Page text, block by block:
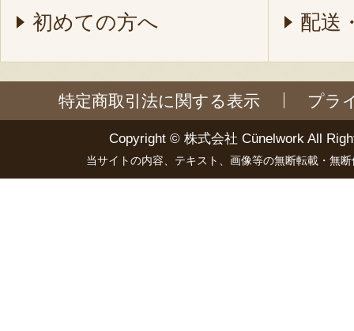
初めての方へ 配送
特定商取引法に関する表示 プラ
Copyright © 株式会社 Cünelwork All
当サイトの内容、テキスト、画像等の無断転載・無